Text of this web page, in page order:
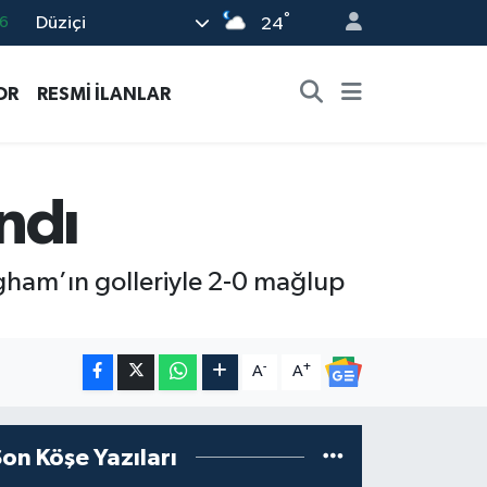
Düziçi 24°
RESMİ İLANLAR
golleriyle 2-0 mağlup
A- A+
Köşe Yazıları